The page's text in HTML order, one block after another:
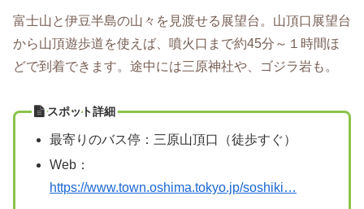
富士山と伊豆半島の山々を見渡せる展望台。山頂口展望台
から山頂遊歩道を使えば、噴火口まで約45分～１時間ほ
どで到着できます。途中には三原神社や、ゴジラ岩も。
スポット詳細
最寄りのバス停：三原山頂口（徒歩すぐ）
Web：
https://www.town.oshima.tokyo.jp/soshiki…